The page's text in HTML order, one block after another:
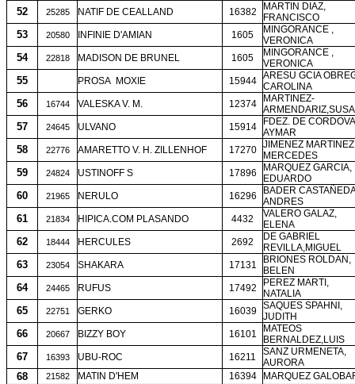
52 25285 NATIF DE CEALLAND 16382
MARTIN DIAZ,
FRANCISCO
53 20580 INFINIE D'AMIAN 1605
MINGORANCE ,
VERONICA
54 22818 MADISON DE BRUNEL 1605
MINGORANCE ,
VERONICA
55 PROSA MOXIE 15944
ARESU GCIA
CAROLINA
56 16744 VALESKA V. M. 12374
MARTINEZ-
57 24645 ULVANO 15914
FDEZ. DE
AYMAR
58 22776 AMARETTO V. H. ZILLENHOF 17270
JIMENEZ
MERCEDES
59 24824 USTINOFF S 17896
MARQUEZ GARCIA,
EDUARDO
60 21965 NERULO 16296
BADER
ANDRES
61 21834 HIPICA.COM PLASANDO 4432
VALERO GALAZ,
ELENA
62 18444 HERCULES 2692
DE GABRIEL
REVILLA,MIGUEL
63 23054 SHAKARA 17131
BRIONES ROLDAN,
BELEN
64 24465 RUFUS 17492
PEREZ MARTI,
NATALIA
65 22751 GERKO 16039
SAQUES SPAHNI,
JUDITH
66 20667 BIZZY BOY 16101
MATEOS
BERNALDEZ,LUIS
67 16393 UBU-ROC 16211
SANZ URMENETA,
AURORA
68 21582 MATIN D'HEM 16394 MARQUEZ